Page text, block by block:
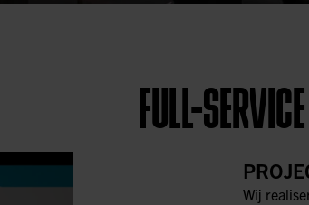
FULL-
Wij